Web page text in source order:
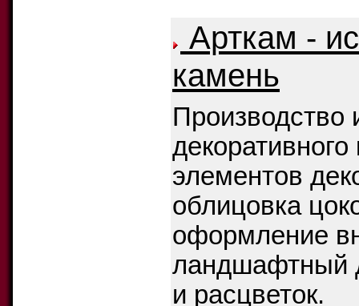
Арткам -
камень
Производство
элементов
облицовка
оформление
ландшафтный
и расцветок.